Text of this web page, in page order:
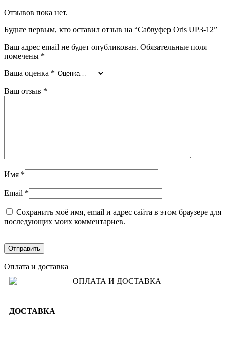
Отзывов пока нет.
Будьте первым, кто оставил отзыв на “Сабвуфер Oris UP3-12”
Ваш адрес email не будет опубликован. Обязательные поля
помечены *
Ваша оценка *
Ваш отзыв *
Имя *
Email *
Сохранить моё имя, email и адрес сайта в этом браузере для
последующих моих комментариев.
Оплата и доставка
ДОСТАВКА